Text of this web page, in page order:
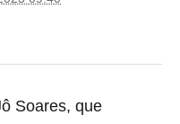
Soares, que